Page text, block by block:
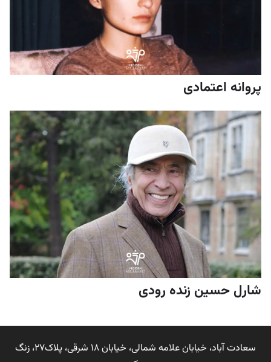
پروانه اعتمادی
شارل حسین زنده رودی
سعادت آباد، خیابان علامه شمالی، خیابان 18 شرقی، پلاک27، زنگ